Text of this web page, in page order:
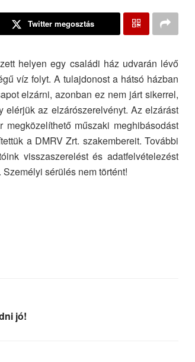
Twitter megosztás
helyen egy családi ház udvarán lévő
víz folyt. A tulajdonost a hátsó házban
elzárni, azonban ez nem járt sikerrel,
elérjük az elzárószerelvényt. Az elzárást
műszaki meghibásodást
a DMRV Zrt. szakembereit. További
visszaszerelést és adatfelvételezést
sérülés nem történt!
jó!